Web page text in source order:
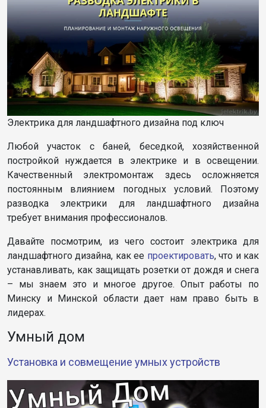
Электрика для ландшафтного дизайна под ключ
Любой участок с баней, беседкой, хозяйственной
постройкой нуждается в электрике и в освещении.
Качественный электромонтаж здесь осложняется
постоянным влиянием погодных условий. Поэтому
разводка электрики для ландшафтного дизайна
требует внимания профессионалов.
Давайте посмотрим, из чего состоит электрика для
ландшафтного дизайна, как ее проектировать, что и как
устанавливать, как защищать розетки от дождя и снега
– мы знаем это и многое другое. Опыт работы по
Минску и Минской области дает нам право быть в
лидерах.
Умный дом
Установка и совмещение умных устройств